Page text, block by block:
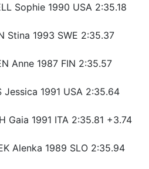
Sophie 1990 USA 2:35.18
Stina 1993 SWE 2:35.37
Anne 1987 FIN 2:35.57
Jessica 1991 USA 2:35.64
Gaia 1991 ITA 2:35.81 +3.74
Alenka 1989 SLO 2:35.94